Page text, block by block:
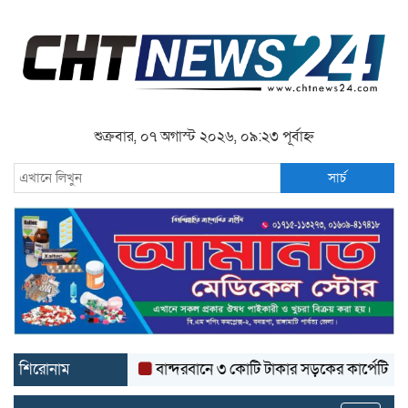
শুক্রবার, ০৭ অগাস্ট ২০২৬, ০৯:২৩ পূর্বাহ্ন
সার্চ
শিরোনাম বান্দরবানে ৩ কোটি টাকার সড়কের কার্পেটিং উঠে